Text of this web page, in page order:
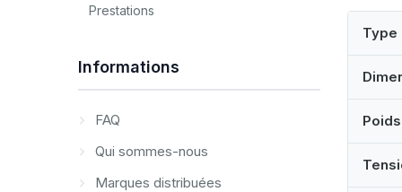
Prestations
Informations
FAQ
Qui sommes-nous
Marques distribuées
Type
Poids